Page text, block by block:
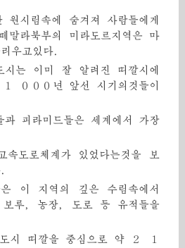
원시림속에 숨겨져 사람들에게
말라북부의 미라도르지역은 마
우고있다.
는 이미 잘 알려진 띠깔시에
０００년 앞선 시기의것들이
과 피라미드들은 세계에서 가장
속도로체계가 있었다는것을 보
은 이 지역의 깊은 수림속에서
보루, 농장, 도로 등 유적들을
시 띠깔을 중심으로 약 ２ １